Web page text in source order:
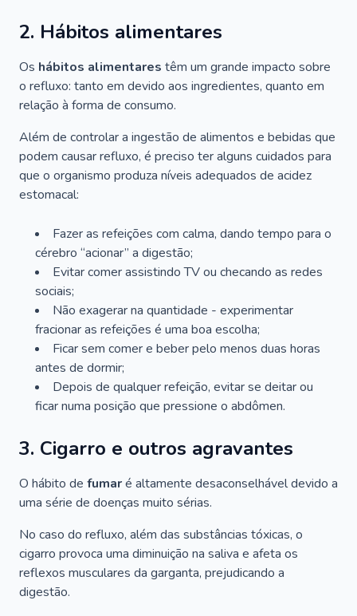
2. Hábitos alimentares
Os hábitos alimentares têm um grande impacto sobre
o refluxo: tanto em devido aos ingredientes, quanto em
relação à forma de consumo.
Além de controlar a ingestão de alimentos e bebidas que
podem causar refluxo, é preciso ter alguns cuidados para
que o organismo produza níveis adequados de acidez
estomacal:
Fazer as refeições com calma, dando tempo para o
cérebro “acionar” a digestão;
Evitar comer assistindo TV ou checando as redes
sociais;
Não exagerar na quantidade - experimentar
fracionar as refeições é uma boa escolha;
Ficar sem comer e beber pelo menos duas horas
antes de dormir;
Depois de qualquer refeição, evitar se deitar ou
ficar numa posição que pressione o abdômen.
3. Cigarro e outros agravantes
O hábito de fumaré altamente desaconselhável devido a
uma série de doenças muito sérias.
No caso do refluxo, além das substâncias tóxicas, o
cigarro provoca uma diminuição na saliva e afeta os
reflexos musculares da garganta, prejudicando a
digestão.